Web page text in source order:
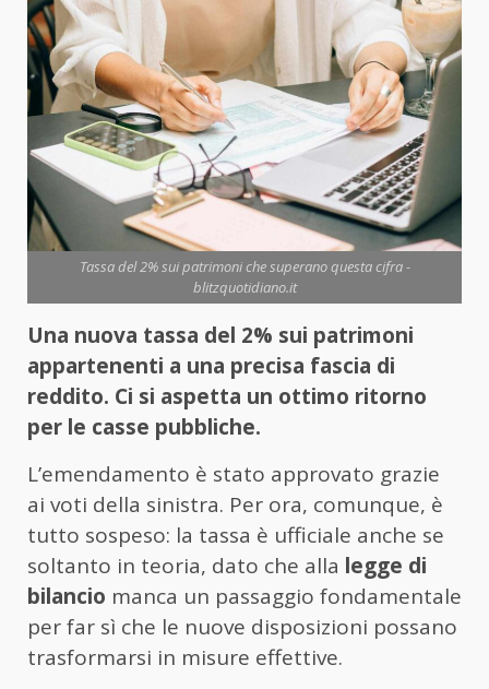
Tassa del 2% sui patrimoni che superano questa cifra -
blitzquotidiano.it
Una nuova tassa del 2% sui patrimoni
appartenenti a una precisa fascia di
reddito. Ci si aspetta un ottimo ritorno
per le casse pubbliche.
L’emendamento è stato approvato grazie
ai voti della sinistra. Per ora, comunque, è
tutto sospeso: la tassa è ufficiale anche se
soltanto in teoria, dato che alla legge di
bilancio manca un passaggio fondamentale
per far sì che le nuove disposizioni possano
trasformarsi in misure effettive.